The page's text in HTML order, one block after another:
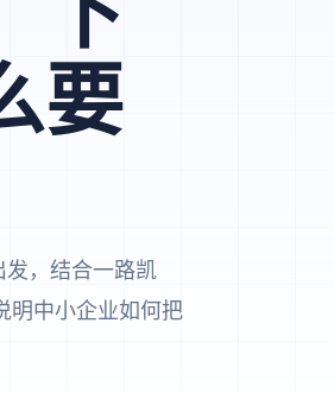
要
，结合一路凯
明中小企业如何把